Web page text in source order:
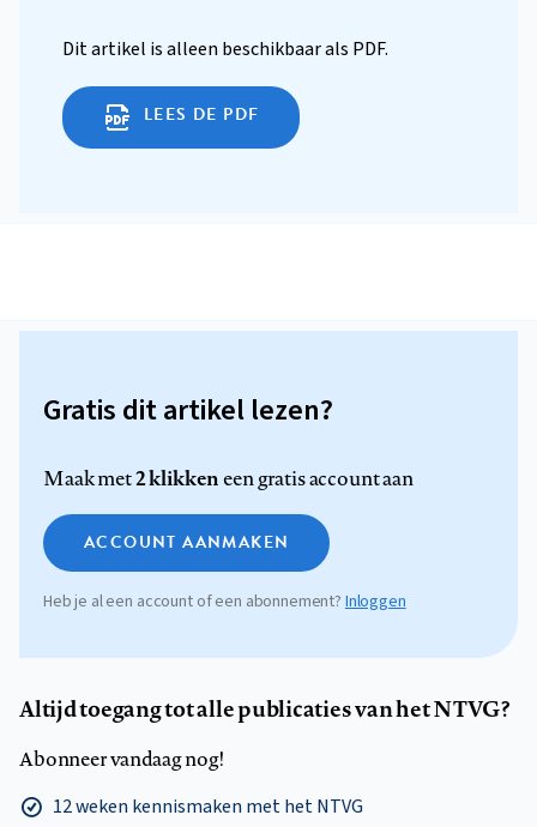
Dit artikel is alleen beschikbaar als PDF.
LEES DE PDF
Gratis dit artikel lezen?
Maak met2 klikkeneen gratis account aan
ACCOUNT AANMAKEN
Heb je al een account of een abonnement? Inloggen
Altijd toegang tot alle publicaties van het NTVG?
Abonneer vandaag nog!
12 weken kennismaken met het NTVG